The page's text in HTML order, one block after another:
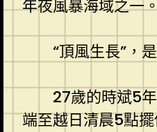
年夜風暴海域之一
“頂風生長”，
27歲的時斌5
端至越日清晨5點